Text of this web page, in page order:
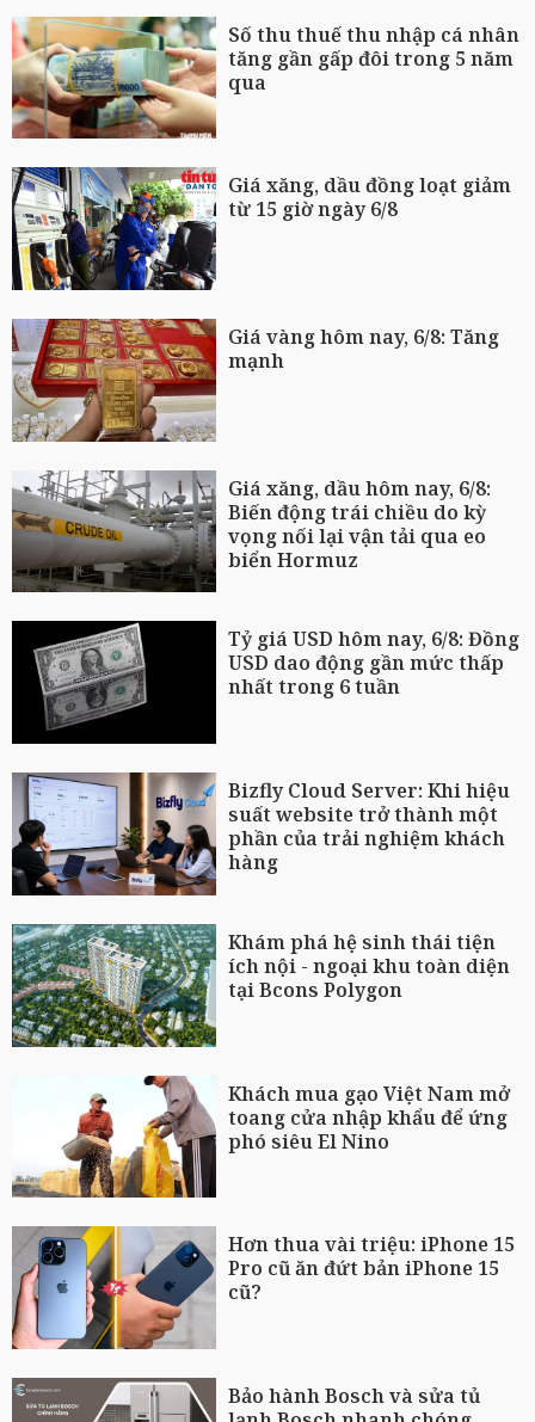
Số thu thuế thu nhập cá nhân
tăng gần gấp đôi trong 5 năm
qua
Giá xăng, dầu đồng loạt giảm
từ 15 giờ ngày 6/8
Giá vàng hôm nay, 6/8: Tăng
mạnh
Giá xăng, dầu hôm nay, 6/8:
Biến động trái chiều do kỳ
vọng nối lại vận tải qua eo
biển Hormuz
Tỷ giá USD hôm nay, 6/8: Đồng
USD dao động gần mức thấp
nhất trong 6 tuần
Bizfly Cloud Server: Khi hiệu
suất website trở thành một
phần của trải nghiệm khách
hàng
Khám phá hệ sinh thái tiện
ích nội - ngoại khu toàn diện
tại Bcons Polygon
Khách mua gạo Việt Nam mở
toang cửa nhập khẩu để ứng
phó siêu El Nino
Hơn thua vài triệu: iPhone 15
Pro cũ ăn đứt bản iPhone 15
cũ?
Bảo hành Bosch và sửa tủ